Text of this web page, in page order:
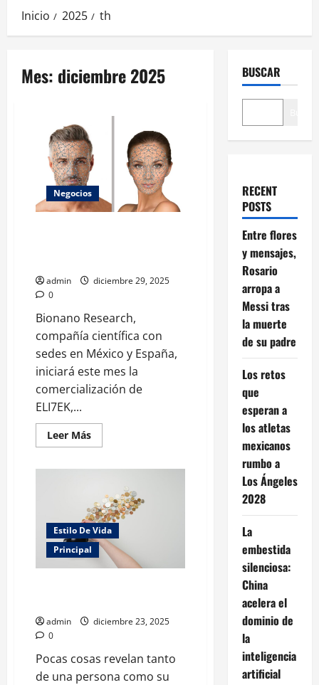
Inicio 2025 th
Mes: diciembre 2025
Negocios
admin
diciembre 29, 2025
0
Bionano Research,
compañía científica con
sedes en México y España,
iniciará este mes la
comercialización de
ELI7EK,...
Leer MásLeer
más
primer
nanoprotector
dérmico
inteligente
a
nivel
global
Estilo De Vida
Principal
admin
diciembre 23, 2025
0
Pocas cosas revelan tanto
de una persona como su
BUSCAR
RECENT
POSTS
Entre flores
y mensajes,
Rosario
arropa a
Messi tras
la muerte
de su padre
Los retos
que
esperan a
los atletas
mexicanos
rumbo a
Los Ángeles
2028
La
embestida
silenciosa:
China
acelera el
dominio de
la
inteligencia
artificial